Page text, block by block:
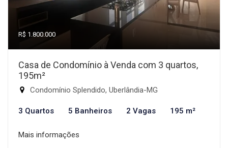
R$ 1.800.000
Casa de Condomínio à Venda com 3 quartos,
195m²
Condomínio Splendido, Uberlândia-MG
3 Quartos 5 Banheiros 2 Vagas 195 m²
Mais informações